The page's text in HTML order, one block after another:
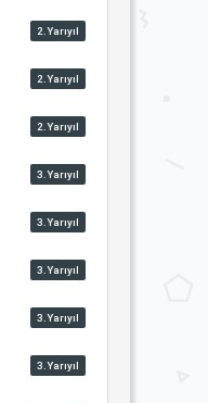
2.Yarıyıl
2.Yarıyıl
2.Yarıyıl
3.Yarıyıl
3.Yarıyıl
3.Yarıyıl
3.Yarıyıl
3.Yarıyıl